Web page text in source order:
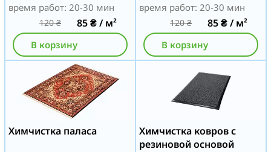
время работ: 20-30 мин
120₴ 85₴/ м²
В корзину
время работ: 20-30 мин
120₴ 85₴/ м²
В корзину
Химчистка паласа
Химчистка ковров с
резиновой основой